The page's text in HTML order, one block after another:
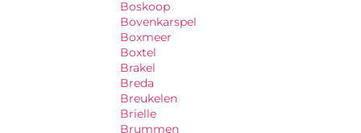
Boskoop
Bovenkarspel
Boxmeer
Boxtel
Brakel
Breda
Breukelen
Brielle
Brummen